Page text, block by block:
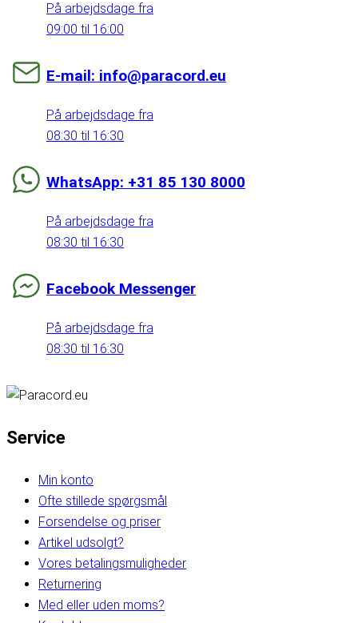
På arbejdsdage fra
09:00 til 16:00
E-mail: info@paracord.eu
På arbejdsdage fra
08:30 til 16:30
WhatsApp: +31 85 130 8000
På arbejdsdage fra
08:30 til 16:30
Facebook Messenger
På arbejdsdage fra
08:30 til 16:30
Service
Min konto
Ofte stillede spørgsmål
Forsendelse og priser
Artikel udsolgt?
Vores betalingsmuligheder
Returnering
Med eller uden moms?